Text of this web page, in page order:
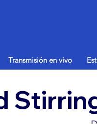
Transmisión en vivo